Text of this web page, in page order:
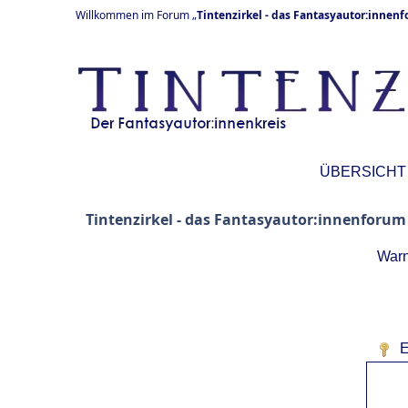
Willkommen im Forum „Tintenzirkel - das
ÜBERSICHT
Tintenzirkel - das Fantasyautor:innenforum